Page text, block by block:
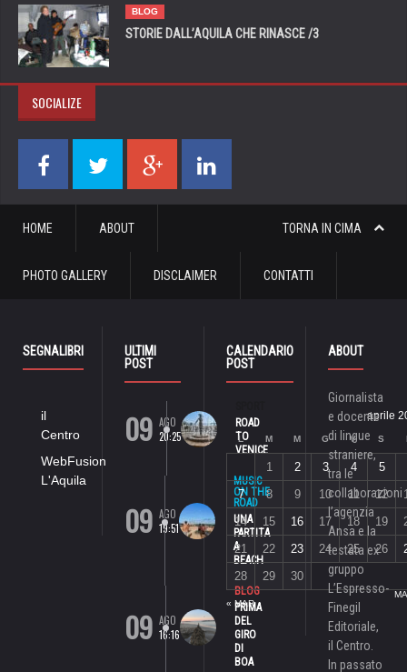
BLOG
STORIE DALL’AQUILA CHE RINASCE /3
SOCIALIZE
TORNA IN CIMA
HOME ABOUT
PHOTO GALLERY DISCLAIMER CONTATTI
SEGNALIBRI
il
Centro
WebFusion
L'Aquila
ULTIMI
POST
09 AGO
20:25
ROAD
TO
VENICE
09 AGO
19:51
MUSIC
ON THE
ROAD
UNA
PARTITA
A
BEACH
09 AGO
16:16
BLOG
PRIMA
DEL
GIRO
DI
BOA
CALENDARIO
POST
aprile
L M M G V S
« MAR
1 2 3 4 5
7
8 9 10 11 12
14
15 16 17 18 19
21
22 23 24 25 26
28
29 30
ABOUT
Giornalista
e docente
di lingue
straniere,
tra le
collaborazioni
l’agenzia
Ansa e la
testata ex
gruppo
L’Espresso-
Finegil
Editoriale,
il Centro.
In passato